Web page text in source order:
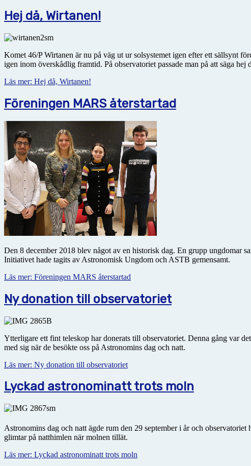
Hej då, Wirtanen!
Komet 46/P Wirtanen är nu på väg ut ur solsystemet igen efter ett sällsynt
igen inom överskådlig framtid. På observatoriet passade man på att säga hej
Läs mer: Hej då, Wirtanen!
Föreningen MARS återstartad
Den 8 december 2018 blev något av en historisk dag. En grupp ungdomar
Initiativet hade tagits av Astronomisk Ungdom och ASTB gemensamt.
Läs mer: Föreningen MARS återstartad
Ny donation till observatoriet
Ytterligare ett fint teleskop har donerats till observatoriet. Denna gång var
med sig när de besökte oss på Astronomins dag och natt.
Läs mer: Ny donation till observatoriet
Lyckad astronominatt trots moln
Astronomins dag och natt ägde rum den 29 september i år och
glimtar på natthimlen när molnen tillät.
Läs mer: Lyckad astronominatt trots moln